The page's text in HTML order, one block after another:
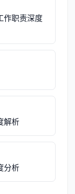
作职责深度
解析
分析